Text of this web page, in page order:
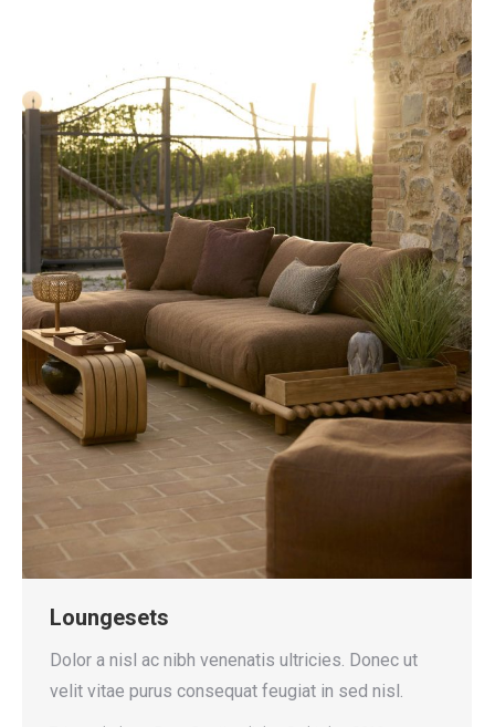
Loungesets
Dolor a nisl ac nibh venenatis ultricies. Donec ut
velit vitae purus consequat feugiat in sed nisl.